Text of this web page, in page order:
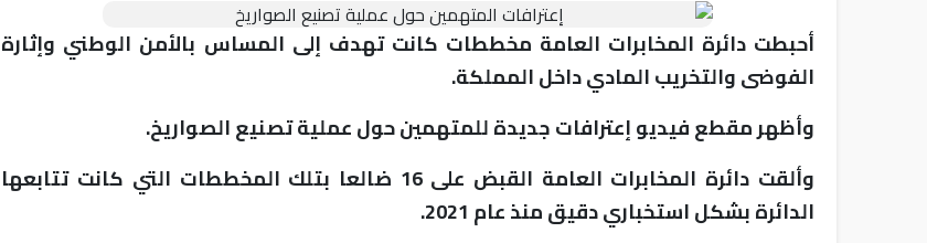
أحبطت دائرة المخابرات العامة مخططات كانت تهدف إلى المساس بالأمن الوطني وإثارة
الفوضى والتخريب المادي داخل المملكة.
وأظهر مقطع فيديو إعترافات جديدة للمتهمين حول عملية تصنيع الصواريخ.
وألقت دائرة المخابرات العامة القبض على 16 ضالعا بتلك المخططات التي كانت تتابعها
الدائرة بشكل استخباري دقيق منذ عام 2021.